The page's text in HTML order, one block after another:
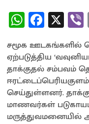
W
h
at
sA
p
p
Fa
ce
b
o
o
k
X
சமூக ஊடகங்களில்
ஏற்படுத்திய
தாக்குதல் சம்பவம்
செய்துள்ளனர்.
மாணவர்கள்
மருத்துவமனையில்